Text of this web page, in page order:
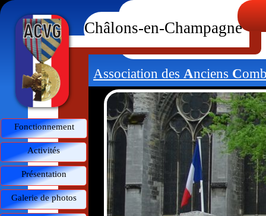
Fonctionnement
Galerie de photos
Présentation
Activités
Association des Anciens C
Châlons-en-Champagne